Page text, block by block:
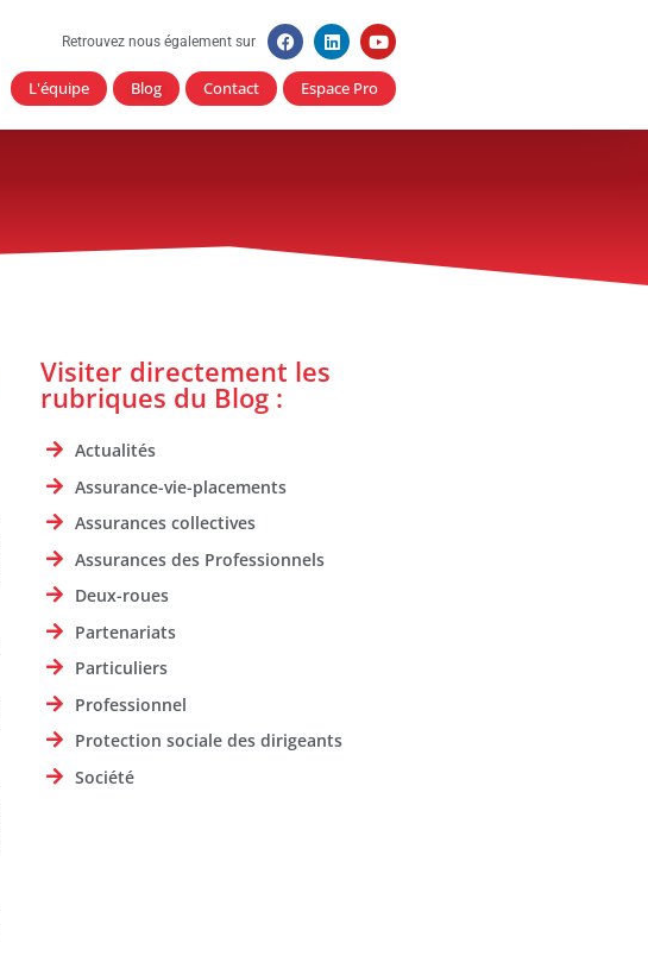
Retrouvez nous également sur
L'équipe Blog Contact Espace Pro
Visiter directement les
rubriques du Blog :
Actualités
Assurance-vie-placements
Assurances collectives
Assurances des Professionnels
Deux-roues
Partenariats
Particuliers
Professionnel
Protection sociale des dirigeants
Société